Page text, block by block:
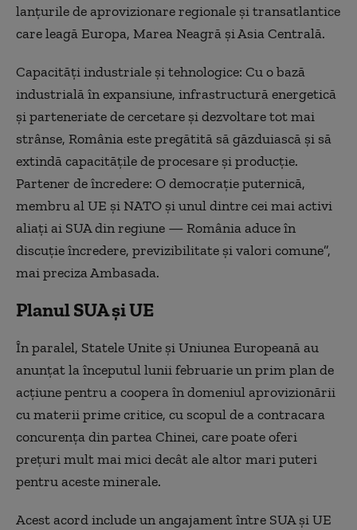
lanțurile de aprovizionare regionale și transatlantice
care leagă Europa, Marea Neagră și Asia Centrală.
Capacități industriale și tehnologice: Cu o bază
industrială în expansiune, infrastructură energetică
și parteneriate de cercetare și dezvoltare tot mai
strânse, România este pregătită să găzduiască și să
extindă capacitățile de procesare și producție.
Partener de încredere: O democrație puternică,
membru al UE și NATO și unul dintre cei mai activi
aliați ai SUA din regiune — România aduce în
discuție încredere, previzibilitate și valori comune”,
mai preciza Ambasada.
Planul SUA şi UE
În paralel, Statele Unite şi Uniunea Europeană au
anunţat la începutul lunii februarie un prim plan de
acţiune pentru a coopera în domeniul aprovizionării
cu materii prime critice, cu scopul de a contracara
concurenţa din partea Chinei, care poate oferi
preţuri mult mai mici decât ale altor mari puteri
pentru aceste minerale.
Acest acord include un angajament între SUA şi UE